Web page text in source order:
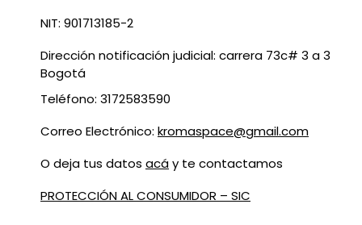
NIT: 901713185-2
Dirección notificación judicial: carrera 73c# 3 a 3
Bogotá
Teléfono: 3172583590
Correo Electrónico: kromaspace@gmail.com
O deja tus datos acáy te contactamos
PROTECCIÓN AL CONSUMIDOR – SIC